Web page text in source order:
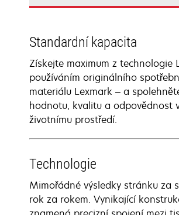
Standardní kapacita
Získejte maximum z technologie
používáním originálního
materiálu Lexmark – a
hodnotu, kvalitu a odpovědnost
životnímu prostředí.
Technologie
Mimořádné výsledky stránku za
rok za rokem. Vynikající